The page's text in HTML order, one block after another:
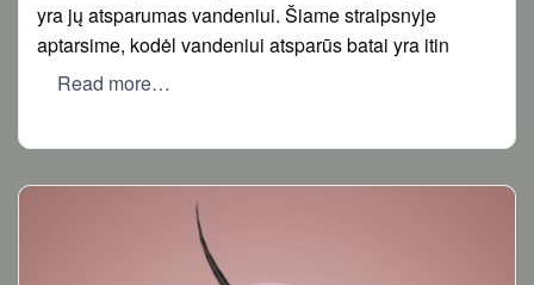
yra jų atsparumas vandeniui. Šiame straipsnyje
aptarsime, kodėl vandeniui atsparūs batai yra itin
Read more…